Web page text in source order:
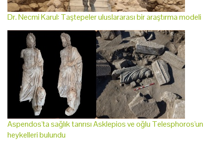
Dr. Necmi Karul: Taştepeler uluslararası bir araştırma modeli
Aspendos'ta sağlık tanrısı Asklepios ve oğlu Telesphoros'un
heykelleri bulundu